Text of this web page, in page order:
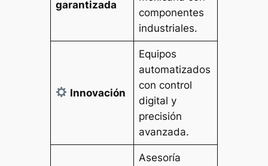
garantizada
componentes
industriales.
Innovación
Equipos
automatizados
con control
digital y
precisión
avanzada.
Asesoría